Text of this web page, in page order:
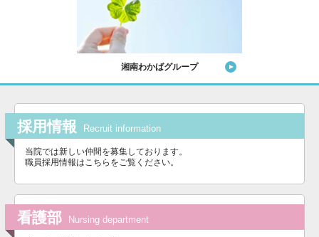
湘南わかばグループ
採用情報 Recruit information
当院では新しい仲間を募集しております。
職員採用情報はこちらをご覧ください。
看護部 Nursing department